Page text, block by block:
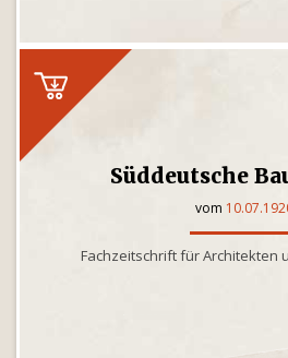
Süddeutsche
vom
Fachzeitschrift für Architekten